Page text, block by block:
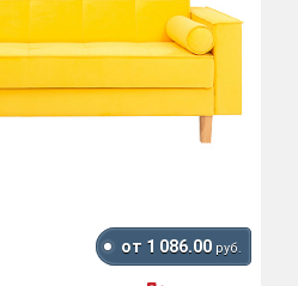
от 1 086.00 руб.